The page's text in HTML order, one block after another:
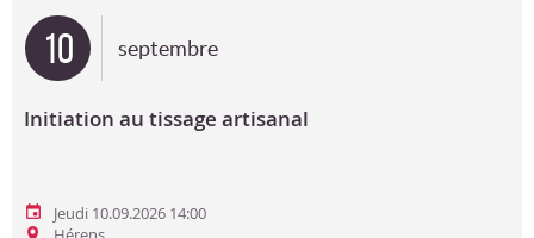
10 septembre
Initiation au tissage artisanal
Jeudi 10.09.2026 14:00